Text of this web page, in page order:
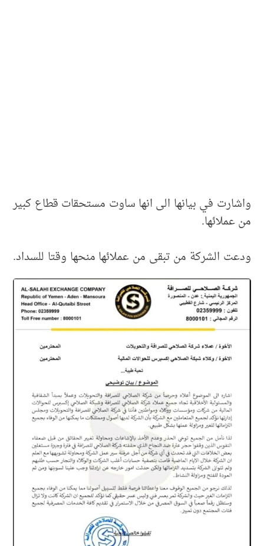
واشارت في بيانها الى انها ساوت مستحقات قطاع كبير
من عملائها.
ودعت الشركة من تبقى من عملائها منحها وقتا للسداد.